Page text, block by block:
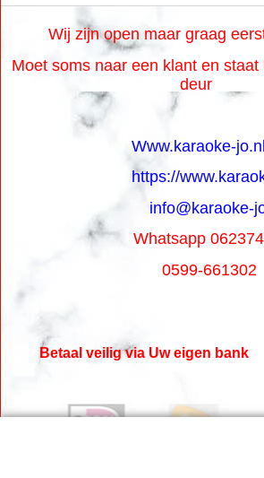
Wij zijn open maar graag
Moet soms naar een klant en
deur
Www.karaoke-jo.nl
https://
info@karaoke-
Whatsapp
0599-661302
Betaal veilig via Uw eigen bank